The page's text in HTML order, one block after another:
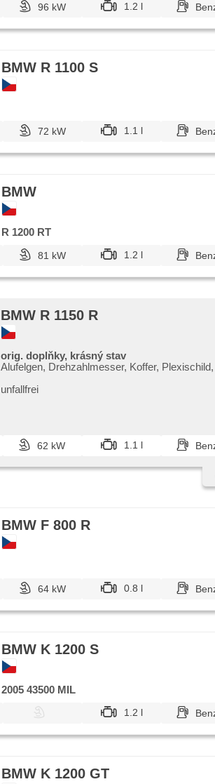
96 kW 1.2 l
BMW R 1100 S
72 kW 1.1 l
BMW
R 1200 RT
81 kW 1.2 l
BMW R 1150 R
orig. doplňky, krásný stav
Alufelgen, Drehzahlmesser, Koffer,
unfallfrei
62 kW 1.1 l
BMW F 800 R
64 kW 0.8 l
BMW K 1200 S
2005 43500 MIL
1.2 l
BMW K 1200 GT